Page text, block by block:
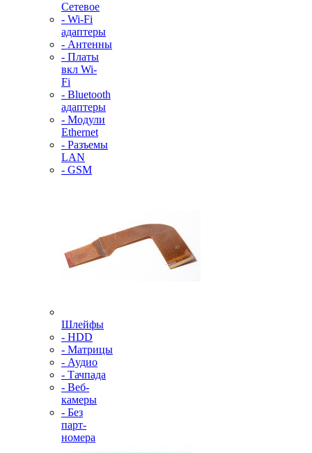
Сетевое
- Wi-Fi
адаптеры
- Антенны
- Платы
вкл Wi-
Fi
- Bluetooth
адаптеры
- Модули
Ethernet
- Разъемы
LAN
- GSM
Шлейфы
- HDD
- Матрицы
- Аудио
- Тачпада
- Веб-
камеры
- Без
парт-
номера